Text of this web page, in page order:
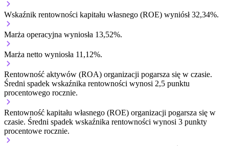
Wskaźnik rentowności kapitału własnego (ROE) wyniósł 32,34%.
Marża operacyjna wyniosła 13,52%.
Marża netto wyniosła 11,12%.
Rentowność aktywów (ROA) organizacji pogarsza się w czasie.
Średni spadek wskaźnika rentowności wynosi 2,5 punktu
procentowego rocznie.
Rentowność kapitału własnego (ROE) organizacji pogarsza się w
czasie. Średni spadek wskaźnika rentowności wynosi 3 punkty
procentowe rocznie.